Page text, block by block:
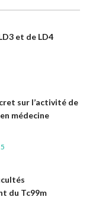
et de LD4
sur l’activité de
médecine
du Tc99m